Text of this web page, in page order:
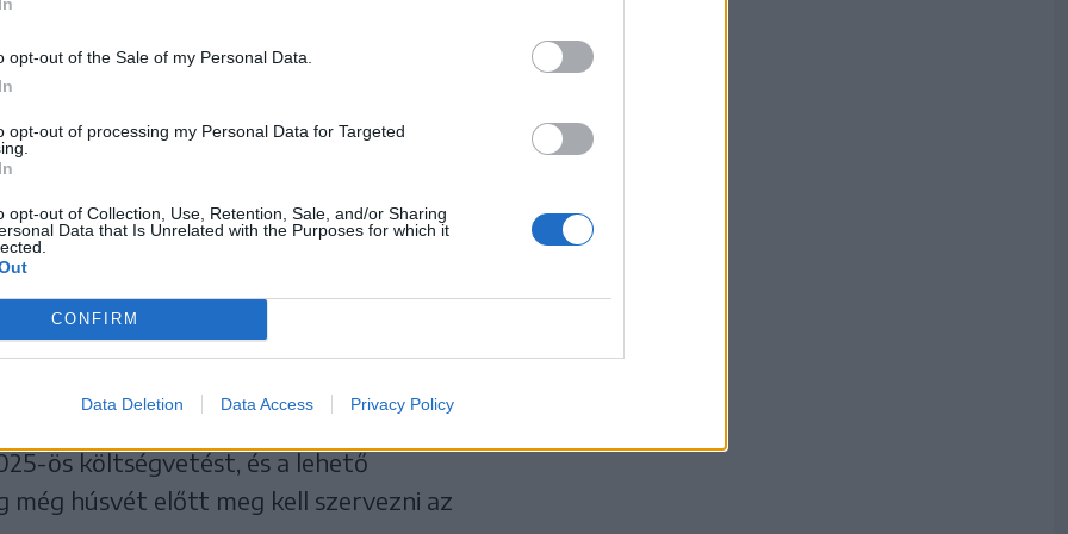
opt-out of the Sale of my Personal Data.
opt-out of processing my Personal Data for Targeted
opt-out of Collection, Use, Retention, Sale, and/or Sharing
Data that Is Unrelated with the Purposes for which it
CONFIRM
Data Deletion Data Access Privacy Policy
válsága is, és ennek a
visszanyerje az
bizalmát, mert ez a
nem tudunk kilábalni
tudjuk végrehajtani a
minden közösség,
Ezért vállaltuk ezt a
a megállapodást”
el kell fogadni egy nagyon jól
ös költségvetést, és a lehető
húsvét előtt meg kell szervezni az